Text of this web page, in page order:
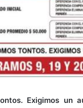
Exigimos un